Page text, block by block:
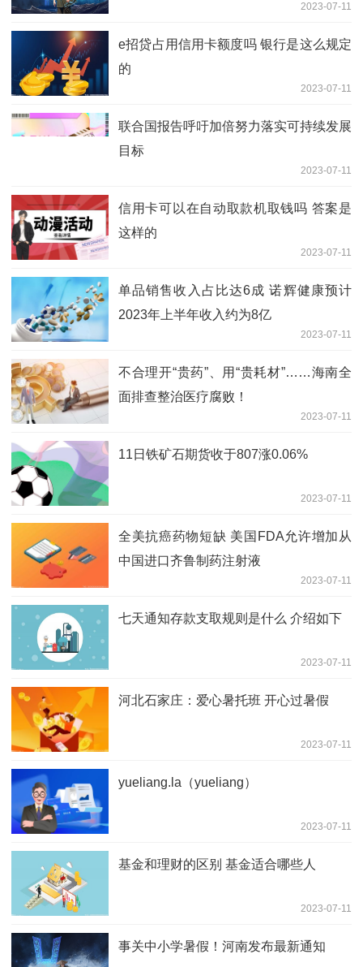
2023-07-11
e招贷占用信用卡额度吗 银行是这么规定
的
2023-07-11
联合国报告呼吁加倍努力落实可持续发展
目标
2023-07-11
信用卡可以在自动取款机取钱吗 答案是
这样的
2023-07-11
单品销售收入占比达6成 诺辉健康预计
2023年上半年收入约为8亿
2023-07-11
不合理开“贵药”、用“贵耗材”……海南全
面排查整治医疗腐败！
2023-07-11
11日铁矿石期货收于807涨0.06%
2023-07-11
全美抗癌药物短缺 美国FDA允许增加从
中国进口齐鲁制药注射液
2023-07-11
七天通知存款支取规则是什么 介绍如下
2023-07-11
河北石家庄：爱心暑托班 开心过暑假
2023-07-11
yueliang.la（yueliang）
2023-07-11
基金和理财的区别 基金适合哪些人
2023-07-11
事关中小学暑假！河南发布最新通知